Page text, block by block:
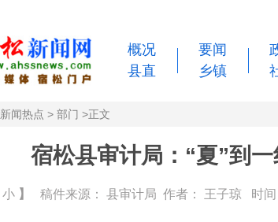
概况
县直
要闻
乡镇
新闻热点 > 部门 >正文
宿松县审计局：“夏”到
小】 稿件来源： 县审计局 作者： 王子琼 时